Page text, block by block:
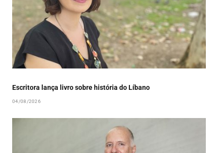
Escritora lança livro sobre história do Líbano
04/08/2026